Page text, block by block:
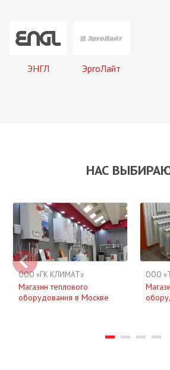
ЭНГЛ ЭргоЛайт
НАС
ООО «ГК КЛИМАТ»
Магазин теплового
оборудования в Москве
ООО